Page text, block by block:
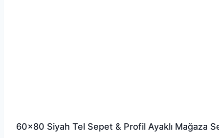
60×80 Siyah Tel Sepet & Profil Ayaklı Mağaza